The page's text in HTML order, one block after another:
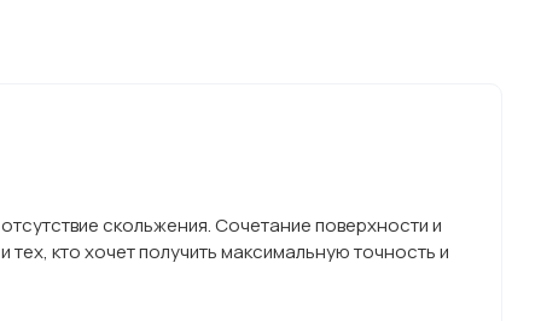
скольжения. Сочетание поверхности и
кто хочет получить максимальную точность и